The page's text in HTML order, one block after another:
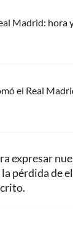
Madrid:
el Real
expresar
pérdida de